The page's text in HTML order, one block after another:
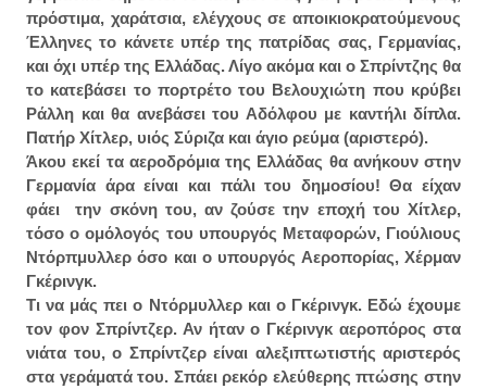
πρόστιμα, χαράτσια, ελέγχους σε αποικιοκρατούμενους
Έλληνες το κάνετε υπέρ της πατρίδας σας, Γερμανίας,
και όχι υπέρ της Ελλάδας. Λίγο ακόμα και ο Σπρίντζης θα
το κατεβάσει το πορτρέτο του Βελουχιώτη που κρύβει
Ράλλη και θα ανεβάσει του Αδόλφου με καντήλι δίπλα.
Πατήρ Χίτλερ, υιός Σύριζα και άγιο ρεύμα (αριστερό).
Άκου εκεί τα αεροδρόμια της Ελλάδας θα ανήκουν στην
Γερμανία άρα είναι και πάλι του δημοσίου! Θα είχαν
φάει την σκόνη του, αν ζούσε την εποχή του Χίτλερ,
τόσο ο ομόλογός του υπουργός Μεταφορών, Γιούλιους
Ντόρπμυλλερ όσο και ο υπουργός Αεροπορίας, Χέρμαν
Γκέρινγκ.
Τι να μάς πει ο Ντόρμυλλερ και ο Γκέρινγκ. Εδώ έχουμε
τον φον Σπρίντζερ. Αν ήταν ο Γκέρινγκ αεροπόρος στα
νιάτα του, ο Σπρίντζερ είναι αλεξιπτωτιστής αριστερός
στα γεράματά του. Σπάει ρεκόρ ελεύθερης πτώσης στην